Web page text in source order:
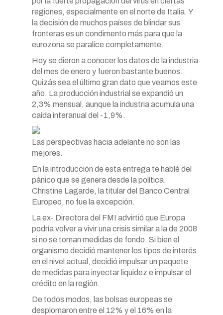
regiones, especialmente en el norte de Italia. Y
la decisión de muchos países de blindar sus
fronteras es un condimento más para que la
eurozona se paralice completamente.
Hoy se dieron a conocer los datos de la industria
del mes de enero y fueron bastante buenos.
Quizás sea el último gran dato que veamos este
año. La producción industrial se expandió un
2,3% mensual, aunque la industria acumula una
caída interanual del -1,9%.
Las perspectivas hacia adelante no son las
mejores.
En la introducción de esta entrega te hablé del
pánico que se genera desde la política.
Christine Lagarde, la titular del Banco Central
Europeo, no fue la excepción.
La ex- Directora del FMI advirtió que Europa
podría volver a vivir una crisis similar a la de 2008
si no se toman medidas de fondo. Si bien el
organismo decidió mantener los tipos de interés
en el nivel actual, decidió impulsar un paquete
de medidas para inyectar liquidez e impulsar el
crédito en la región.
De todos modos, las bolsas europeas se
desplomaron entre el 12% y el 16% en la